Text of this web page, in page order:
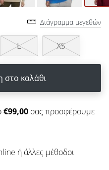
Διάγραμμα μεγεθών
L XS
στο καλάθι
€99,00 σας προσφέρουμε
ή άλλες μέθοδοι